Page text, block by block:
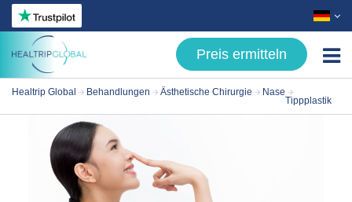
Preis ermitteln
Behandlungen
- Ästhetische Chirurgie
- Haartransplantation
- Zahnbehandlungen
Healtrip Global Behandlungen Ästhetische Chirurgie Nase
Tippplastik